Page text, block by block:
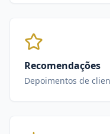
Recomendações
Depoimentos de